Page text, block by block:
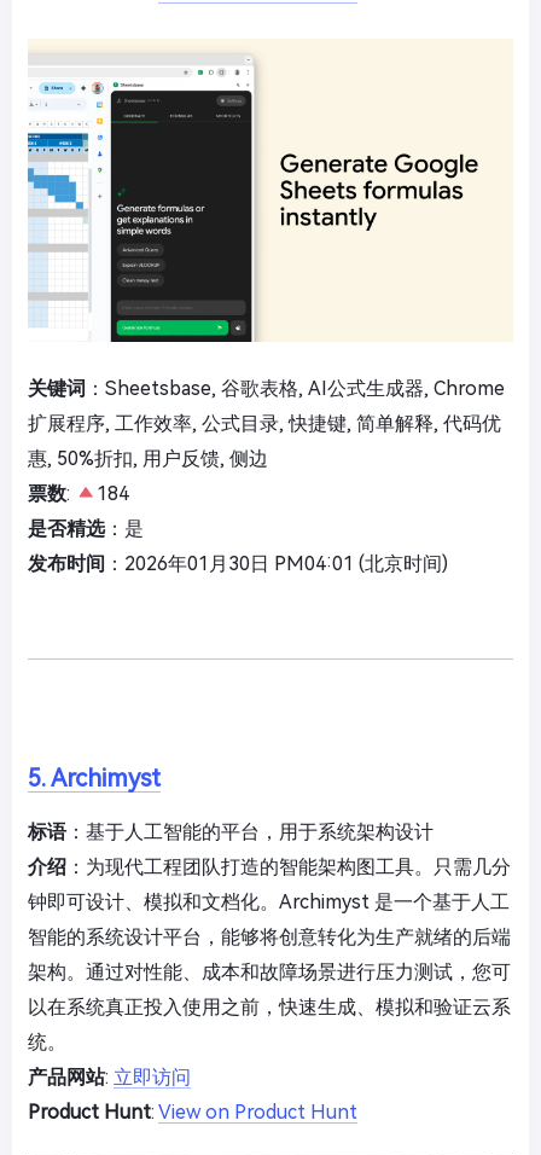
关键词 ：Sheetsbase, 谷歌表格, AI公式生成器, Chrome
扩展程序, 工作效率, 公式目录, 快捷键, 简单解释, 代码优
惠, 50%折扣, 用户反馈, 侧边
票数:
184
是否精选：是
发布时间 ：2026年01月30日 PM04:01 (北京时间)
5. Archimyst
标语：基于人工智能的平台，用于系统架构设计
介绍 ：为现代工程团队打造的智能架构图工具。只需几分
钟即可设计、模拟和文档化。Archimyst 是一个基于人工
智能的系统设计平台，能够将创意转化为生产就绪的后端
架构。通过对性能、成本和故障场景进行压力测试，您可
以在系统真正投入使用之前，快速生成、模拟和验证云系
统。
产品网站: 立即访问
Product Hunt: View on Product Hunt